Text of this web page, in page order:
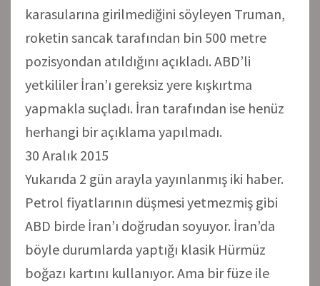
karasularına girilmediğini söyleyen Truman,
roketin sancak tarafından bin 500 metre
pozisyondan atıldığını açıkladı. ABD’li
yetkililer İran’ı gereksiz yere kışkırtma
yapmakla suçladı. İran tarafından ise henüz
herhangi bir açıklama yapılmadı.
30 Aralık 2015
Yukarıda 2 gün arayla yayınlanmış iki haber.
Petrol fiyatlarının düşmesi yetmezmiş gibi
ABD birde İran’ı doğrudan soyuyor. İran’da
böyle durumlarda yaptığı klasik Hürmüz
boğazı kartını kullanıyor. Ama bir füze ile